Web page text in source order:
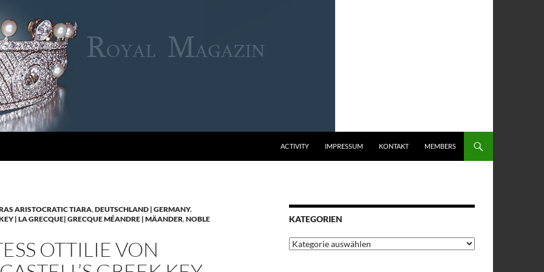
ACTIVITY IMPRESSUM KONTAKT MEMBERS
ARISTOCRATIC TIARA,DEUTSCHLAND | GERMANY,
| LA GRECQUE| GRECQUE MÉANDRE | MÄANDER,NOBLE
OTTILIE VON
KATEGORIEN
Kategorien